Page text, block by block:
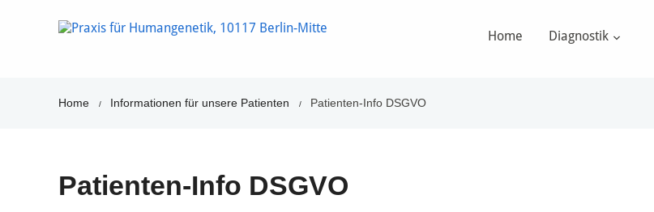
Home Diagnostik
Home / Informationen für unsere Patienten / Patienten-Info DSGVO
Patienten-Info DSGVO